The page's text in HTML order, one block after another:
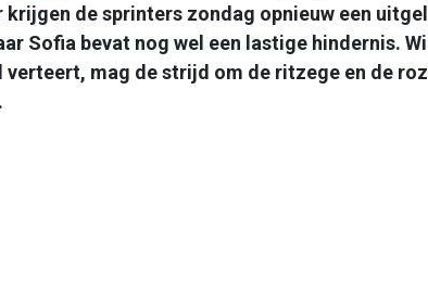
krijgen de sprinters zondag opnieuw een
Sofia bevat nog wel een lastige hindernis.
verteert, mag de strijd om de ritzege en de